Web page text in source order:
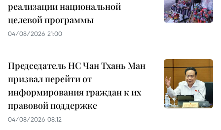
реализации национальной
целевой программы
04/08/2026 21:00
Председатель НС Чан Тхань Ман
призвал перейти от
информирования граждан к их
правовой поддержке
04/08/2026 08:12